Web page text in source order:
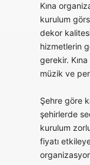
Kına
kurulum
dekor
hizmetlerin
gerekir.
müzik ve
Şehre göre
şehirlerde
kurulum
fiyatı